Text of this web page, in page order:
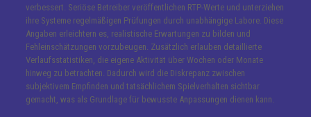
verbessert. Seriöse Betreiber veröffentlichen RTP-Werte und unterziehen
ihre Systeme regelmäßigen Prüfungen durch unabhängige Labore. Diese
Angaben erleichtern es, realistische Erwartungen zu bilden und
Fehleinschätzungen vorzubeugen. Zusätzlich erlauben detaillierte
Verlaufsstatistiken, die eigene Aktivität über Wochen oder Monate
hinweg zu betrachten. Dadurch wird die Diskrepanz zwischen
subjektivem Empfinden und tatsächlichem Spielverhalten sichtbar
gemacht, was als Grundlage für bewusste Anpassungen dienen kann.